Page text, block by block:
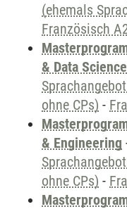
(ehemals
Französisch
& Data Science
ohne CPs) -
& Engineering
ohne CPs) -